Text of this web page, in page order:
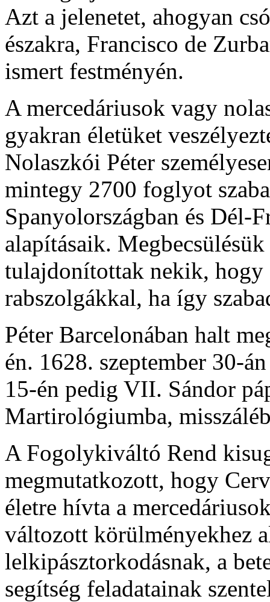
Azt a jelenetet, ahogyan
északra, Francisco de
ismert festményén.
A mercedáriusok vagy
gyakran életüket
Nolaszkói Péter
mintegy 2700 foglyot
Spanyolországban és Dél-
alapításaik.
tulajdonítottak nekik, hogy
rabszolgákkal, ha így
Péter Barcelonában halt
én. 1628. szeptember 30-
15-én pedig VII. Sándor
Martirológiumba,
A Fogolykiváltó Rend
megmutatkozott, hogy
életre hívta a
változott körülményekhez
lelkipásztorkodásnak, a
segítség feladatainak